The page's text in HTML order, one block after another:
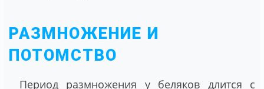
РАЗМНОЖЕНИЕ И
ПОТОМСТВО
Период размножения у беляков длится с